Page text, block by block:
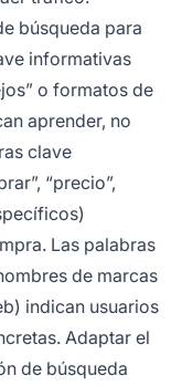
búsqueda para
informativas
o formatos de
aprender, no
clave
“precio”,
Las palabras
de marcas
indican usuarios
Adaptar el
de búsqueda